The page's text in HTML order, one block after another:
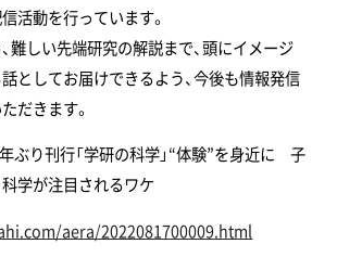
活動を行っています。
難しい先端研究の解説まで、頭にイメージ
としてお届けできるよう、今後も情報発信
だきます。
り刊行「学研の科学」“体験”を身近に 子
学が注目されるワケ
aera/2022081700009.html